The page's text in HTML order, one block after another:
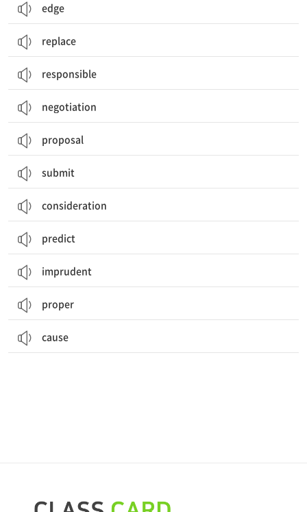
edge
replace
responsible
negotiation
proposal
submit
consideration
predict
imprudent
proper
cause